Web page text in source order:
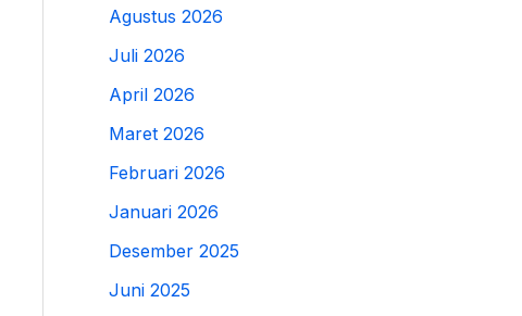
Agustus 2026
Juli 2026
April 2026
Maret 2026
Februari 2026
Januari 2026
Desember 2025
Juni 2025